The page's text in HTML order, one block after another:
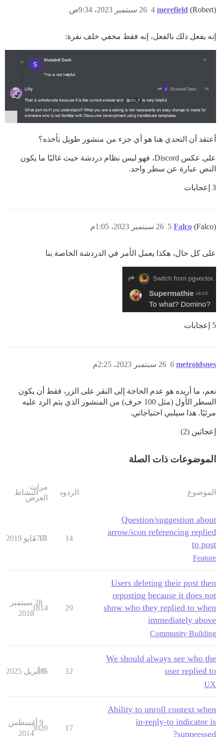
merefield (Robert) 26 سبتمبر 2023، 9:34ص 4
إنه يفعل ذلك بالفعل، إنه فقط مخفي خلف نقرة:
أعتقد أن التحدي هنا هو أي جزء من منشور طويل تأخذه؟
على عكس Discord، فهو ليس نظام دردشة حيث غالبًا ما يكون
النص عبارة عن سطر واحد.
3 إعجابات
Falco (Falco) 26 سبتمبر 2023، 1:05م 5
على كل حال، هكذا يعمل الأمر في الدردشة الخاصة بنا
5 إعجابات
metroidsnes 26 سبتمبر 2023، 2:25م 6
نعم، ما أريده هو عدم الحاجة إلى النقر على الزر، فقط أن يكون
السطر الأول (مثل 100 حرف) من المنشور الذي يتم الرد عليه
مرئيًا. هذا سيلبي احتياجاتي.
إعجابَين (2)
الموضوعات ذات الصلة
الموضوع الردود
مرات
العرض
النشاط
Question/suggestion about
arrow/icon referencing replied
to post
Feature
14
1791
17 مايو 2019
Users deleting their post then
reposting because it does not
show who they replied to when
immediately above
Community Building
29
1814
28 سبتمبر
2018
We should always see who the
user replied to
UX
12
385
9 أبريل 2025
Ability to unroll context when
in-reply-to indicator is
suppressed?
17
3020
9 أغسطس
2014